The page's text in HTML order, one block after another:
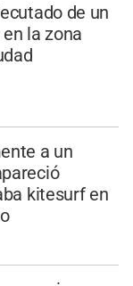
de un
la zona
a un
kitesurf en